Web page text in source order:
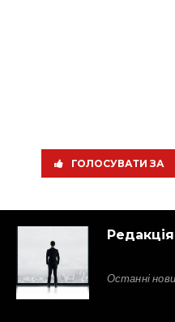
ГОЛОСУВАТИ ЗА
Останні